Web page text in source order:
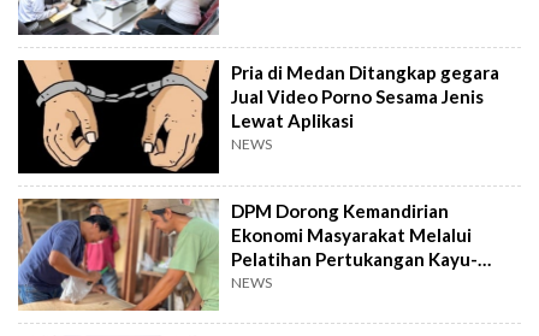
Pria di Medan Ditangkap gegara
Jual Video Porno Sesama Jenis
Lewat Aplikasi
NEWS
DPM Dorong Kemandirian
Ekonomi Masyarakat Melalui
Pelatihan Pertukangan Kayu-
Pelatihan UMKM
NEWS